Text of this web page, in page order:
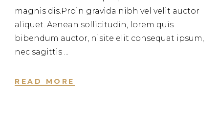
magnis dis.Proin gravida nibh vel velit auctor
aliquet. Aenean sollicitudin, lorem quis
bibendum auctor, nisite elit consequat ipsum,
nec sagittis
READ MORE